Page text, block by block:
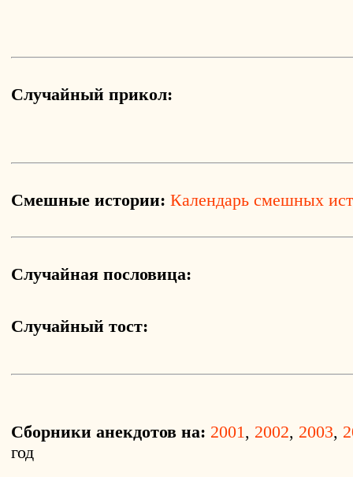
Случайный прикол:
Смешные истории: Календарь смешных
Случайная пословица:
Случайный тост:
Сборники анекдотов на: 2001, 2002, 2003,
год